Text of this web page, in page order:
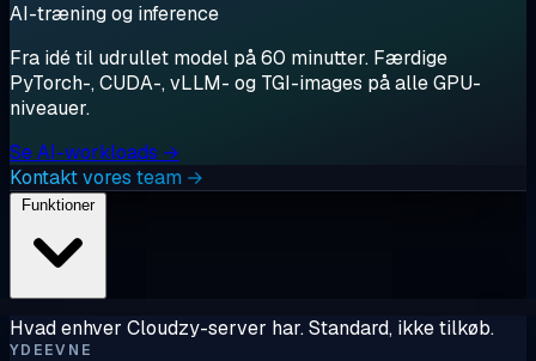
AI-træning og inference
Fra idé til udrullet model på 60 minutter. Færdige
PyTorch-, CUDA-, vLLM- og TGI-images på alle GPU-
niveauer.
Se AI-workloads →
Kontakt vores team →
Funktioner
Hvad enhver Cloudzy-server har. Standard, ikke tilkøb.
YDEEVNE